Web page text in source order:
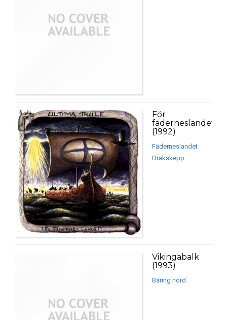
För
fäderneslandet
(1992)
Fäderneslandet
Drakskepp
Vikingabalk
(1993)
Bäring nord